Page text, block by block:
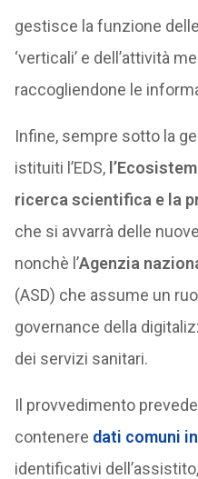
gestisce la funzione
‘verticali’ e dell’attività
raccogliendone le
Infine, sempre sotto la
istituiti l’EDS,
ricerca scientifica e la
che si avvarrà delle
nonchè l’Agenzia
(ASD) che assume un
governance della
dei servizi sanitari.
Il provvedimento
contenere dati comuni
identificativi